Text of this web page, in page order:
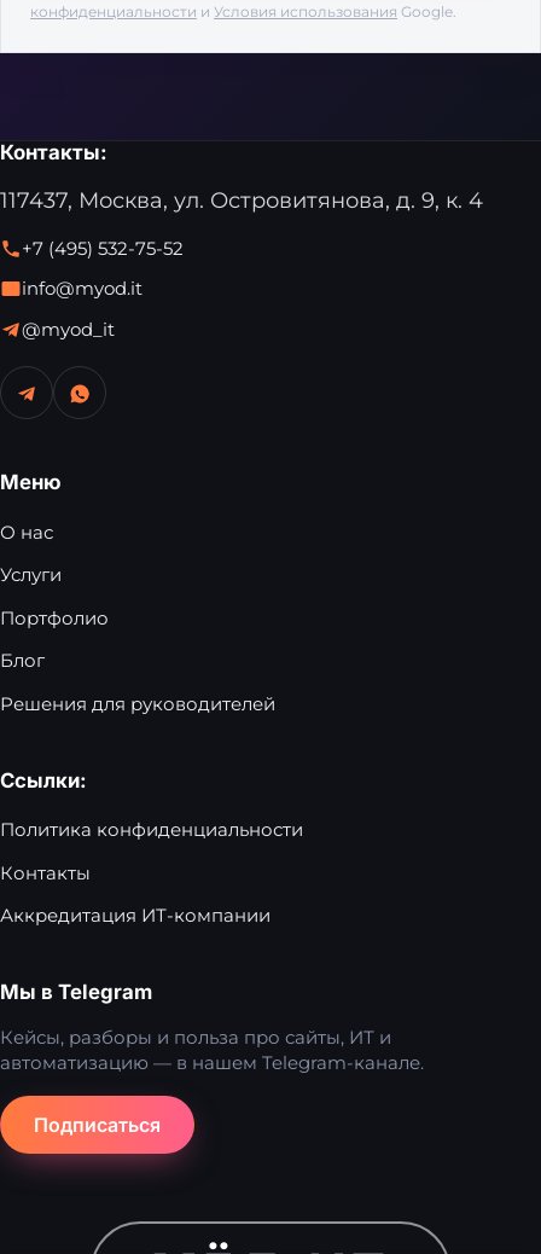
конфиденциальности и Условия использования Google.
Контакты:
117437, Москва, ул. Островитянова, д. 9, к. 4
+7 (495) 532-75-52
info@myod.it
@myod_it
Меню
О нас
Услуги
Портфолио
Блог
Решения для руководителей
Ссылки:
Политика конфиденциальности
Контакты
Аккредитация ИТ-компании
Мы в Telegram
Кейсы, разборы и польза про сайты, ИТ и
автоматизацию — в нашем Telegram-канале.
Подписаться